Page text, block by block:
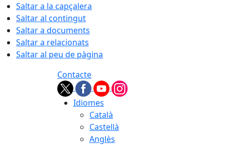
Saltar a la capçalera
Saltar al contingut
Saltar a documents
Saltar a relacionats
Saltar al peu de pàgina
Contacte
Idiomes
Català
Castellà
Anglès